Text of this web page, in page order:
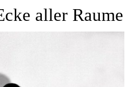
aller Raume